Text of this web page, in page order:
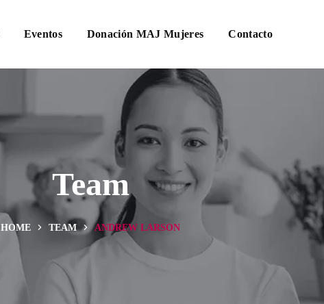
Eventos Donación MAJ Mujeres Contacto
Team
HOME TEAM ANDREW LARSON